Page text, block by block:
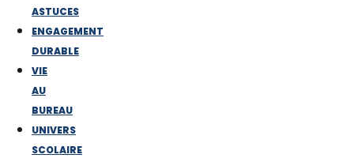
ASTUCES
ENGAGEMENT
DURABLE
VIE
AU
BUREAU
UNIVERS
SCOLAIRE